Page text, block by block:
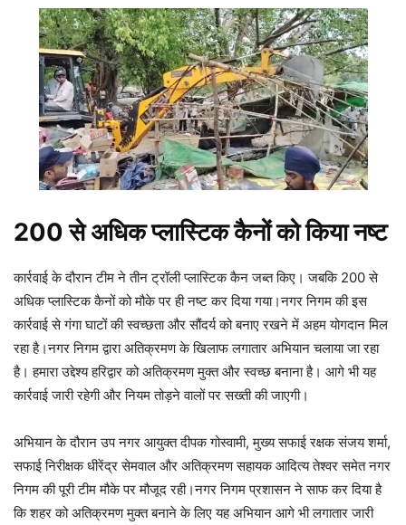
200 से अधिक प्लास्टिक कैनों को किया नष्ट
कार्रवाई के दौरान टीम ने तीन ट्रॉली प्लास्टिक कैन जब्त किए। जबकि 200 से
अधिक प्लास्टिक कैनों को मौके पर ही नष्ट कर दिया गया।नगर निगम की इस
कार्रवाई से गंगा घाटों की स्वच्छता और सौंदर्य को बनाए रखने में अहम योगदान मिल
रहा है।नगर निगम द्वारा अतिक्रमण के खिलाफ लगातार अभियान चलाया जा रहा
है। हमारा उद्देश्य हरिद्वार को अतिक्रमण मुक्त और स्वच्छ बनाना है। आगे भी यह
कार्रवाई जारी रहेगी और नियम तोड़ने वालों पर सख्ती की जाएगी।
अभियान के दौरान उप नगर आयुक्त दीपक गोस्वामी, मुख्य सफाई रक्षक संजय शर्मा,
सफाई निरीक्षक धीरेंद्र सेमवाल और अतिक्रमण सहायक आदित्य तेश्वर समेत नगर
निगम की पूरी टीम मौके पर मौजूद रही।नगर निगम प्रशासन ने साफ कर दिया है
कि शहर को अतिक्रमण मुक्त बनाने के लिए यह अभियान आगे भी लगातार जारी